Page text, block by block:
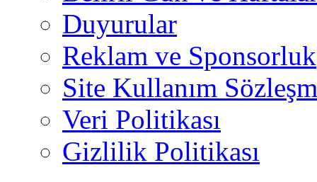
Duyurular
Reklam ve Sponsorluk
Site Kullanım
Veri Politikası
Gizlilik Politikası